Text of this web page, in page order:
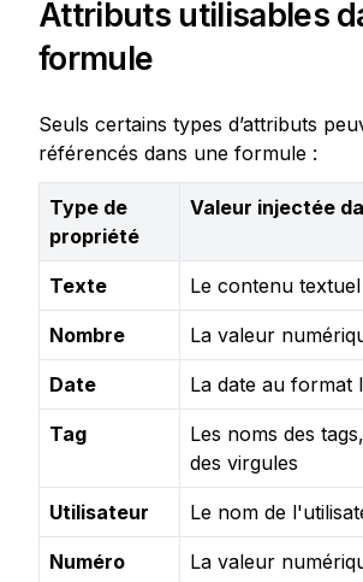
Attributs utilisables
formule
Seuls certains types d’attributs
référencés dans une formule :
Type de
propriété
Valeur injectée
Texte Le contenu textuel
Nombre La valeur
Date La date au format
Tag
Les noms des
des virgules
Utilisateur Le nom de
Numéro
La valeur